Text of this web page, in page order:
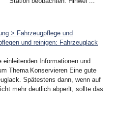
> Fahrzeugpflege und
und reinigen: Fahrzeuglack
Informationen und
Thema Konservieren Eine gute
Spätestens dann, wenn auf
mehr deutlich abperlt, sollte das